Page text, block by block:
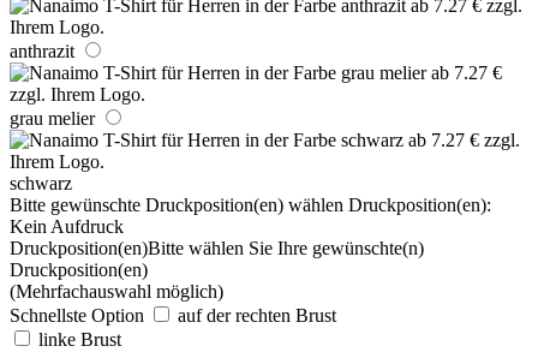
anthrazit
grau melier
schwarz
Bitte gewünschte Druckposition(en) wählen Druckposition(en):
Kein Aufdruck
Druckposition(en)Bitte wählen Sie Ihre gewünschte(n)
Druckposition(en)
(Mehrfachauswahl möglich)
Schnellste Option
auf der rechten Brust
linke Brust